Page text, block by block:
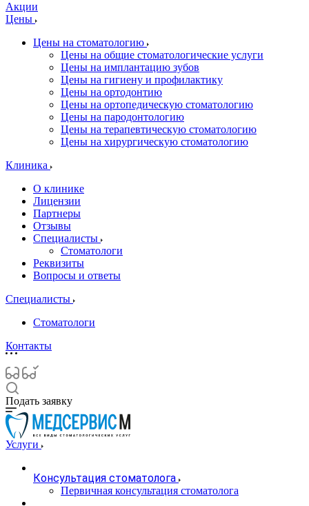
Акции
Цены
Цены на стоматологию
Цены на общие стоматологические услуги
Цены на имплантацию зубов
Цены на гигиену и профилактику
Цены на ортодонтию
Цены на ортопедическую стоматологию
Цены на пародонтологию
Цены на терапевтическую стоматологию
Цены на хирургическую стоматологию
Клиника
О клинике
Лицензии
Партнеры
Отзывы
Специалисты
Стоматологи
Реквизиты
Вопросы и ответы
Специалисты
Стоматологи
Контакты
Подать заявку
Услуги
Консультация стоматолога
Первичная консультация стоматолога